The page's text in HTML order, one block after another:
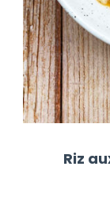
Riz